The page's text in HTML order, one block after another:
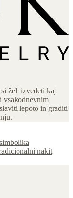
želi izvedeti kaj
vsakodnevnim
lepoto in graditi
simbolika
nakit